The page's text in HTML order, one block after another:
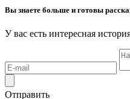
Вы знаете больше и готовы
У вас есть интересная
Отправить